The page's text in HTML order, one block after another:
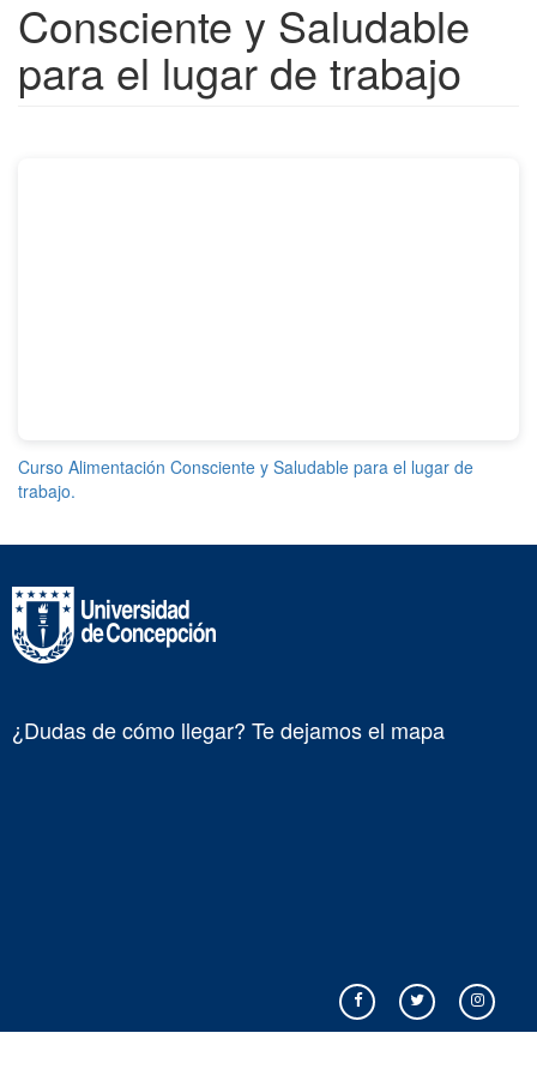
Consciente y Saludable
para el lugar de trabajo
Curso Alimentación Consciente y Saludable para el lugar de
trabajo.
¿Dudas de cómo llegar? Te dejamos el mapa